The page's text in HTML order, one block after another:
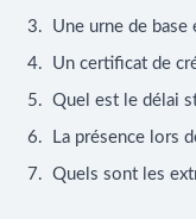
Une urne de
Un certificat de
Quel est le délai
La présence lors
Quels sont les